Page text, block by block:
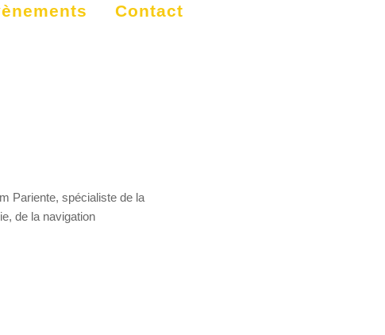
Contact
Pariente, spécialiste de la
de la navigation